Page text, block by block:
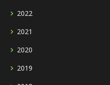
2022
2021
2020
2019